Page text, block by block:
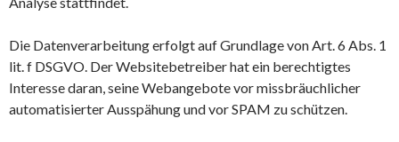
Die Datenverarbeitung erfolgt auf Grundlage von Art. 6 Abs. 1
lit. f DSGVO. Der Websitebetreiber hat ein berechtigtes
Interesse daran, seine Webangebote vor missbräuchlicher
automatisierter Ausspähung und vor SPAM zu schützen.